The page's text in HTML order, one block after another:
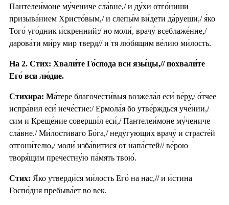
Пантелеи́моне му́чениче сла́вне,/ и ду́хи отго́ниши
призыва́нием Христо́вым,/ и слепы́м ви́дети да́руеши,/ я́ко
Того́ уго́дник и́скренний;/ но моли́, врачу́ всеблаже́нне,/
дарова́ти ми́ру мир тверд// и тя лю́бящим ве́лию ми́лость.
На 2. Стих: Хвали́те Го́спода вси язы́цы,// похвали́те
Его́ вси лю́дие.
Стихира: Ма́тере благочести́выя возжела́л еси́ ве́ру,/ о́тчее
испра́вил еси́ нече́стие:/ Ермола́я бо утве́рждься уче́нии,/
сим и Креще́ние соверши́л еси́,/ Пантелеи́моне му́чениче
сла́вне./ Ми́лостиваго Бо́га,/ неду́гующих врачу́ и страсте́й
отгони́телю,/ моли́ изба́витися от напа́стей// ве́рою
творя́щим пречестну́ю па́мять твою́.
Стих: Я́ко утверди́ся ми́лость Его́ на нас,// и и́стина
Госпо́дня пребыва́ет во век.